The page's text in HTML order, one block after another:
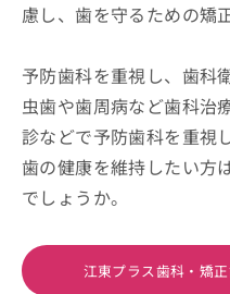
慮し、歯を守るための矯
予防歯科を重視し、歯科
虫歯や歯周病など歯科治
診などで予防歯科を重視
歯の健康を維持したい方
でしょうか。
江東プラス歯科・矯